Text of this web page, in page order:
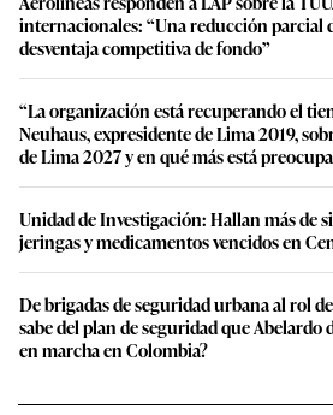
internacionales: “Una reducción parcial
desventaja competitiva de fondo”
“La organización está recuperando el
Neuhaus, expresidente de Lima 2019,
de Lima 2027 y en qué más está
Unidad de Investigación: Hallan más de
jeringas y medicamentos vencidos en
De brigadas de seguridad urbana al rol
sabe del plan de seguridad que Abelardo
en marcha en Colombia?